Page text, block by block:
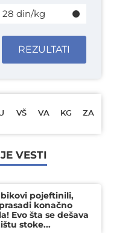
28 din/kg
REZULTATI
VŠ VA KG ZA
VESTI
bikovi pojeftinili,
konačno
Evo šta se dešava
stoke...